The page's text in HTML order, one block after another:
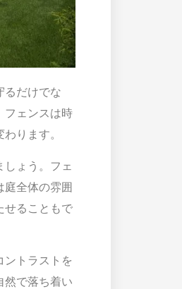
るだけでな
フェンスは時
ります。
ょう。フェ
全体の雰囲
せることもで
ントラストを
然で落ち着い